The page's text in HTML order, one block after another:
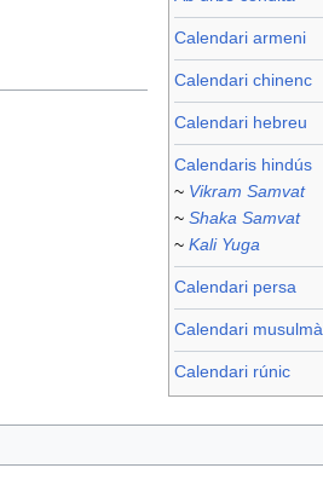
Calendari armeni
Calendari chinenc
Calendari hebreu
Calendaris hindús
~ Vikram Samvat
~ Shaka Samvat
~ Kali Yuga
Calendari persa
Calendari musulmà
Calendari rúnic